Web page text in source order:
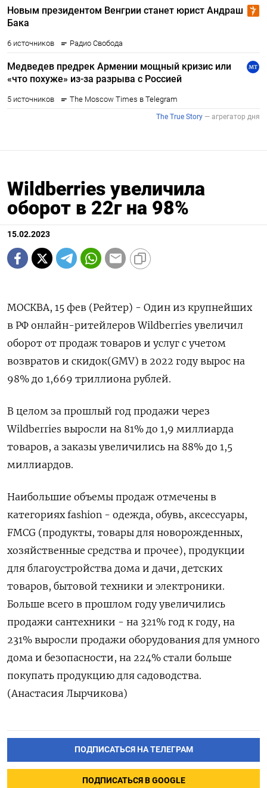
Wildberries увеличила
оборот в 22г на 98%
15.02.2023
МОСКВА, 15 фев (Рейтер) - Один из крупнейших
в РФ онлайн-ритейлеров Wildberries увеличил
оборот от продаж товаров и услуг с учетом
возвратов и скидок(GMV) в 2022 году вырос на
98% до 1,669 триллиона рублей.
В целом за прошлый год продажи через
Wildberries выросли на 81% до 1,9 миллиарда
товаров, а заказы увеличились на 88% до 1,5
миллиардов.
Наибольшие объемы продаж отмечены в
категориях fashion - одежда, обувь, аксессуары,
FMCG (продукты, товары для новорожденных,
хозяйственные средства и прочее), продукции
для благоустройства дома и дачи, детских
товаров, бытовой техники и электроники.
Больше всего в прошлом году увеличились
продажи сантехники - на 321% год к году, на
231% выросли продажи оборудования для умного
дома и безопасности, на 224% стали больше
покупать продукцию для садоводства.
(Анастасия Лырчикова)
ПОДПИСАТЬСЯ НА ТЕЛЕГРАМ
ПОДПИСАТЬСЯ В GOOGLE